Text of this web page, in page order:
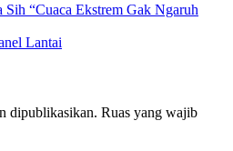
“Cuaca Ekstrem Gak Ngaruh
Lantai
dipublikasikan. Ruas yang wajib